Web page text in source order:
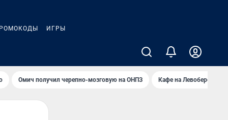
ИГРЫ
Омич получил черепно-мозговую на ОНПЗ Кафе на Левобережье